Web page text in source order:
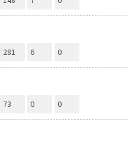
281 6 0
73 0 0